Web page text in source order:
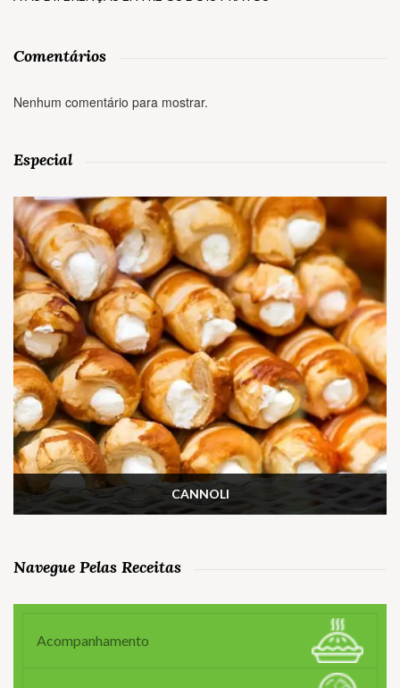
Comentários
Nenhum comentário para mostrar.
Especial
CANNOLI
Navegue Pelas Receitas
Acompanhamento